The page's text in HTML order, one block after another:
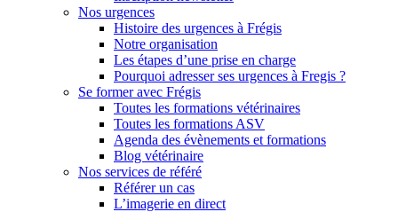
Nos urgences
Histoire des urgences à Frégis
Notre organisation
Les étapes d’une prise en charge
Pourquoi adresser ses urgences à Fregis ?
Se former avec Frégis
Toutes les formations vétérinaires
Toutes les formations ASV
Agenda des évènements et formations
Blog vétérinaire
Nos services de référé
Référer un cas
L’imagerie en direct